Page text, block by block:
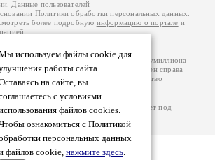
используем файлы cookie для
работы сайта.
на сайте, вы
с условиями
файлов cookies.
ознакомиться с Политикой
персональных данных
файлов cookie, нажмите здесь.
. Данные пользователей
Политики обработки персональных данных
более подробную информацию о портале и
портала Проза.ру – порядка 100 тысяч
в общей сумме просматривают более полумиллиона
посещаемости, который расположен справа
графе указано по две цифры: количество
посетителей.
авторам, 2000-2026. Портал работает под
писателей 18+